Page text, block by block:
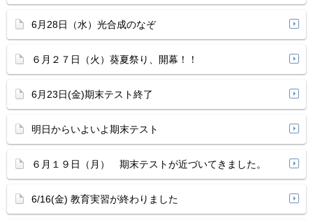
6月28日（水）光合成のなぞ
６月２７日（火）葵夏祭り、開幕！！
6月23日(金)期末テスト終了
明日からいよいよ期末テスト
６月１９日（月） 期末テストが近づいてきました。
6/16(金) 教育実習が終わりました